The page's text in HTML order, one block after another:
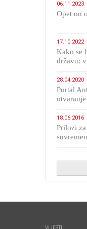
06.11.2023
​Opet on
17.10.2022
Kako se
državu:
28.04.2020
Portal
18.06.2016
Prilozi
VIJESTI